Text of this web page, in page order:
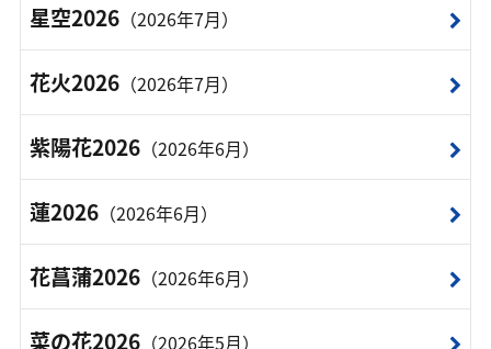
星空2026（2026年7月）
花火2026（2026年7月）
紫陽花2026（2026年6月）
蓮2026（2026年6月）
花菖蒲2026（2026年6月）
菜の花2026（2026年5月）